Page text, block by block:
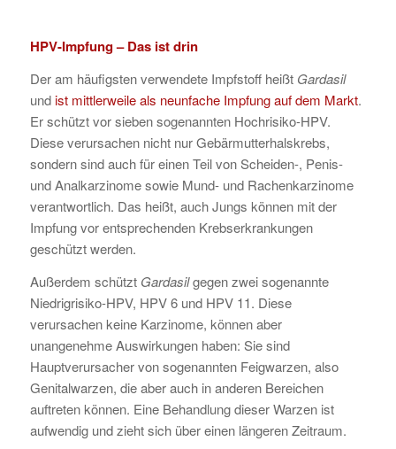
HPV-Impfung – Das ist drin
Der am häufigsten verwendete Impfstoff heißt Gardasil
undist mittlerweile als neunfache Impfung auf dem Markt.
Er schützt vor sieben sogenannten Hochrisiko-HPV.
Diese verursachen nicht nur Gebärmutterhalskrebs,
sondern sind auch für einen Teil von Scheiden-, Penis-
und Analkarzinome sowie Mund- und Rachenkarzinome
verantwortlich. Das heißt, auch Jungs können mit der
Impfung vor entsprechenden Krebserkrankungen
geschützt werden.
Außerdem schützt Gardasilgegen zwei sogenannte
Niedrigrisiko-HPV, HPV 6 und HPV 11. Diese
verursachen keine Karzinome, können aber
unangenehme Auswirkungen haben: Sie sind
Hauptverursacher von sogenannten Feigwarzen, also
Genitalwarzen, die aber auch in anderen Bereichen
auftreten können. Eine Behandlung dieser Warzen ist
aufwendig und zieht sich über einen längeren Zeitraum.